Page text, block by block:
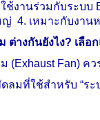
ช้งานร่วมกับระบ
4. เหมาะกับงา
ต่างกันยังไง? เลือ
(Exhaust Fan) คว
ลมที่ใช้สำหรับ “ร